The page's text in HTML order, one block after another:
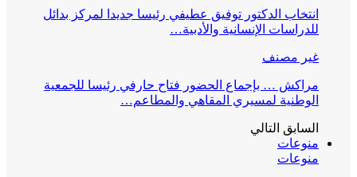
انتخاب الدكتور توفيق عطيفي رئيسا جديدا لمركز بدائل
للدراسات الإنسانية والأدبية…
غير مصنف
مراكش … بإجماع الحضور فتاح حارفي رئيسا للجمعية
الوطنية لمسيري المقاهي والمطاعم…
السابق التالي
منوعات
منوعات